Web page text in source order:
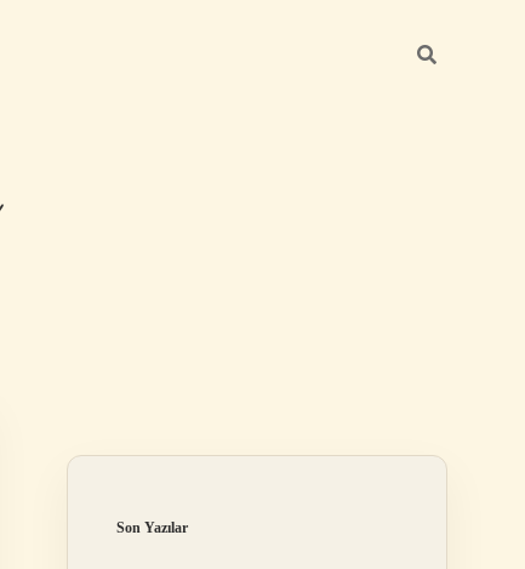
Son Yazılar